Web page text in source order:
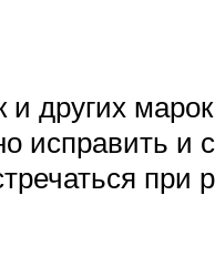
и других
исправить и